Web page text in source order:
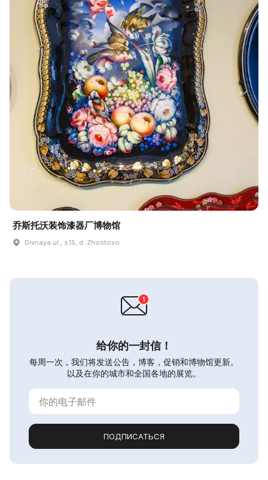
乔斯托沃装饰漆器厂博物馆
Divnaya ul., s15, d. Zhostovo
给你的一封信！
每周一次，我们将发送公告，博客，促销和博物馆更新。
以及在你的城市和全国各地的展览。
ПОДПИСАТЬСЯ